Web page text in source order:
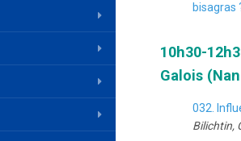
bisagras
10h30-
Galois
032.
Bilichtin,